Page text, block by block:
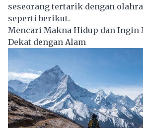
seseorang tertarik dengan
seperti berikut.
Mencari Makna Hidup dan Ingin
Dekat dengan Alam